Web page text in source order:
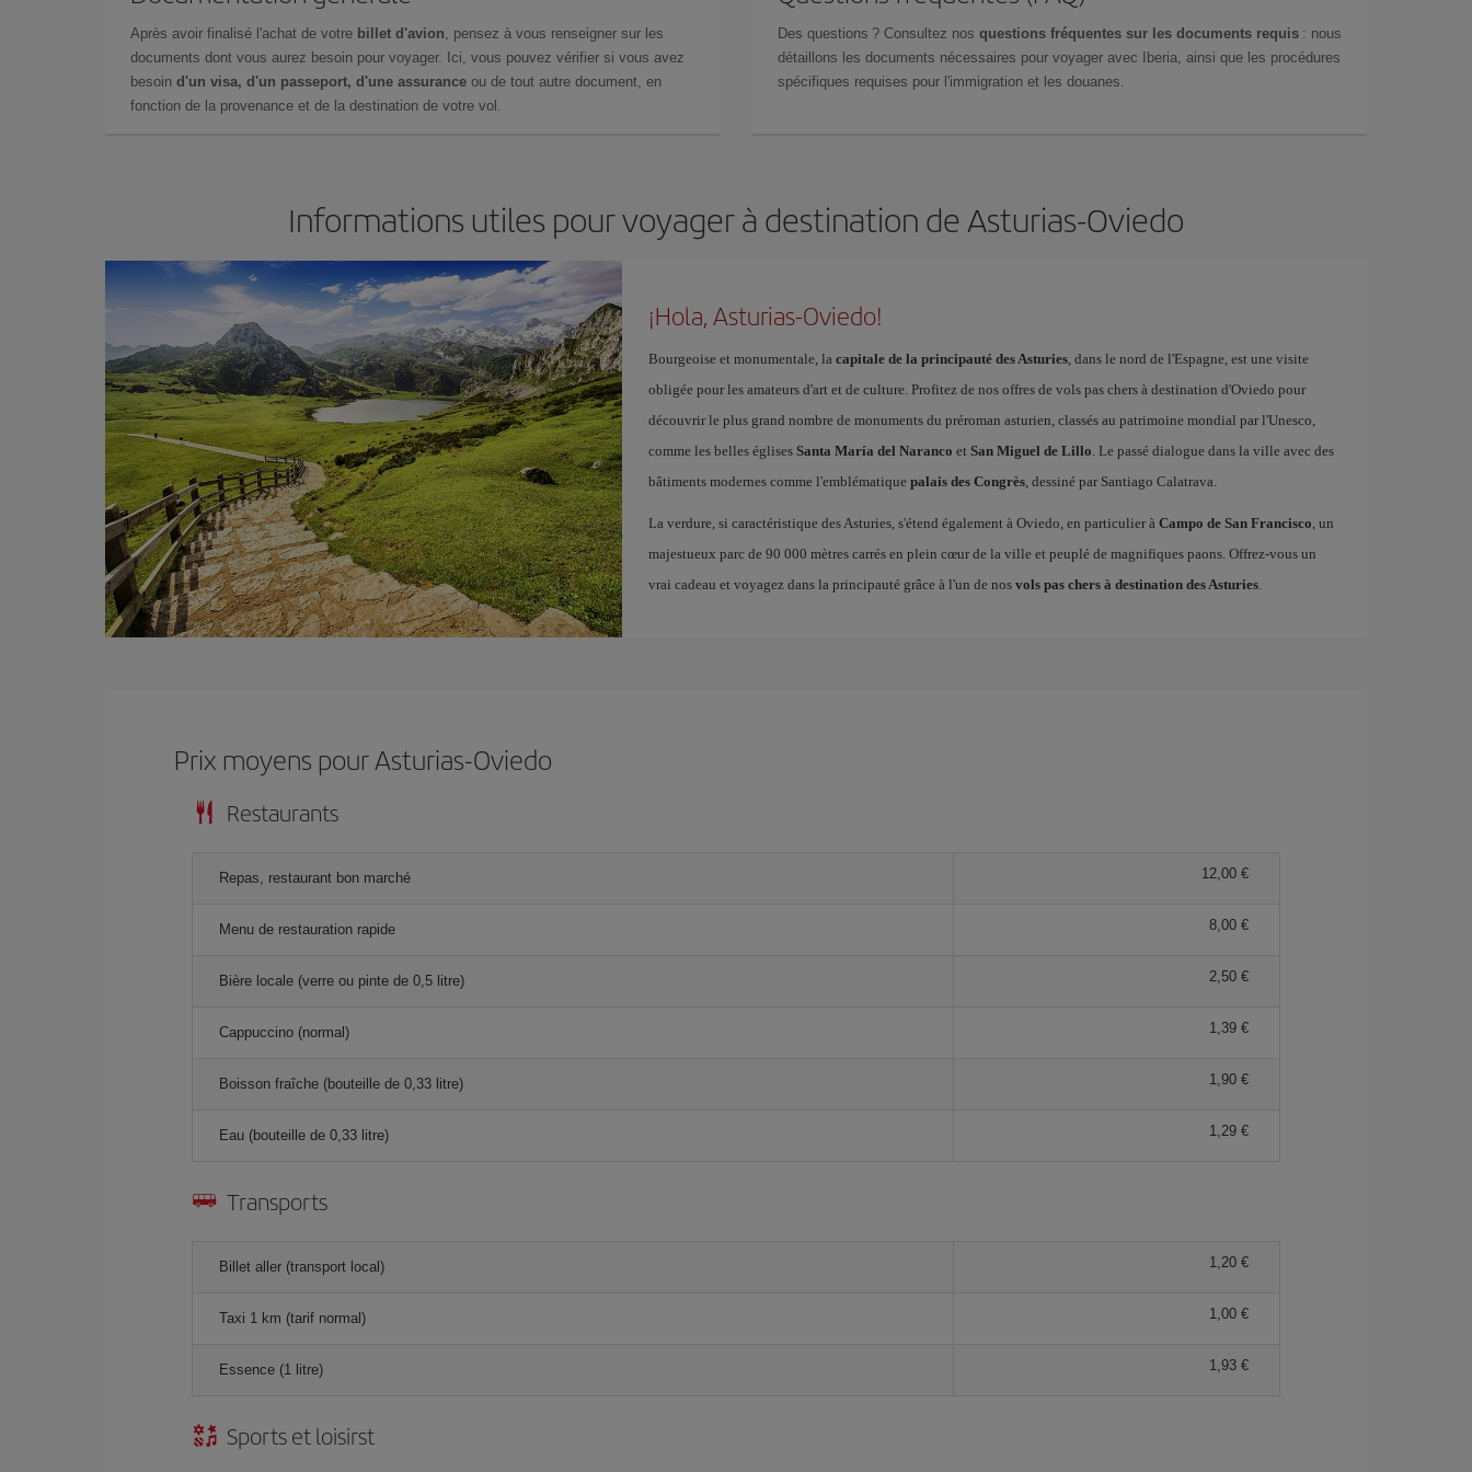
Après avoir finalisé l'achat de votre billet d'avion , pensez à vous renseigner sur les
documents dont vous aurez besoin pour voyager. Ici, vous pouvez vérifier si vous avez
besoin d'un visa, d'un passeport, d'une assurance ou de tout autre document, en
fonction de la provenance et de la destination de votre vol.
Des questions ? Consultez nos questions fréquentes sur les documents requis : nous
détaillons les documents nécessaires pour voyager avec Iberia, ainsi que les procédures
spécifiques requises pour l'immigration et les douanes.
Informations utiles pour voyager à destination de Asturias-Oviedo
¡Hola, Asturias-Oviedo!
Bourgeoise et monumentale, la capitale de la principauté des Asturies, dans le nord de l'Espagne, est une visite
obligée pour les amateurs d'art et de culture. Profitez de nos offres de vols pas chers à destination d'Oviedo pour
découvrir le plus grand nombre de monuments du préroman asturien, classés au patrimoine mondial par l'Unesco,
comme les belles églises Santa María del Naranco et San Miguel de Lillo . Le passé dialogue dans la ville avec des
bâtiments modernes comme l'emblématique palais des Congrès, dessiné par Santiago Calatrava.
La verdure, si caractéristique des Asturies, s'étend également à Oviedo, en particulier à Campo de San Francisco , un
majestueux parc de 90 000 mètres carrés en plein cœur de la ville et peuplé de magnifiques paons. Offrez-vous un
vrai cadeau et voyagez dans la principauté grâce à l'un de nos vols pas chers à destination des Asturies.
Prix ​​moyens pour Asturias-Oviedo
Restaurants
Repas, restaurant bon marché 12,00 €
Menu de restauration rapide 8,00 €
Bière locale (verre ou pinte de 0,5 litre) 2,50 €
Cappuccino (normal) 1,39 €
Boisson fraîche (bouteille de 0,33 litre) 1,90 €
Eau (bouteille de 0,33 litre) 1,29 €
Transports
Billet aller (transport local) 1,20 €
Taxi 1 km (tarif normal) 1,00 €
Essence (1 litre) 1,93 €
Sports et loisirst